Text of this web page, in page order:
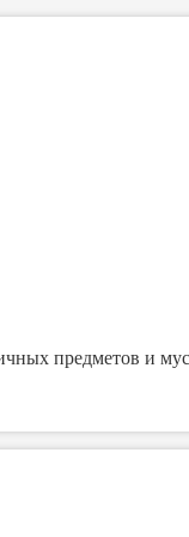
предметов и